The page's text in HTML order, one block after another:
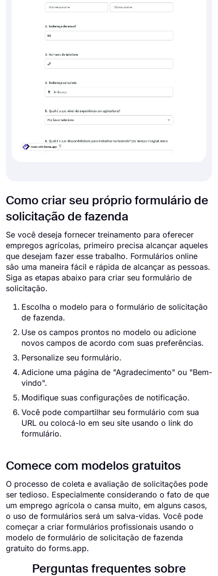
Como criar seu próprio formulário de
solicitação de fazenda
Se você deseja fornecer treinamento para oferecer
empregos agrícolas, primeiro precisa alcançar aqueles
que desejam fazer esse trabalho. Formulários online
são uma maneira fácil e rápida de alcançar as pessoas.
Siga as etapas abaixo para criar seu formulário de
solicitação.
Escolha o modelo para o formulário de solicitação
de fazenda.
Use os campos prontos no modelo ou adicione
novos campos de acordo com suas preferências.
Personalize seu formulário.
Adicione uma página de "Agradecimento" ou "Bem-
vindo".
Modifique suas configurações de notificação.
Você pode compartilhar seu formulário com sua
URL ou colocá-lo em seu site usando o link do
formulário.
Comece com modelos gratuitos
O processo de coleta e avaliação de solicitações pode
ser tedioso. Especialmente considerando o fato de que
um emprego agrícola o cansa muito, em alguns casos,
o uso de formulários será um salva-vidas. Você pode
começar a criar formulários profissionais usando o
modelo de formulário de solicitação de fazenda
gratuito do forms.app.
Perguntas frequentes sobre